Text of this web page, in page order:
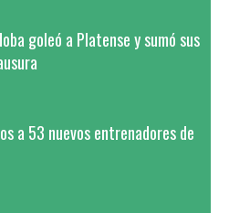
goleó a Platense y sumó sus
a 53 nuevos entrenadores de